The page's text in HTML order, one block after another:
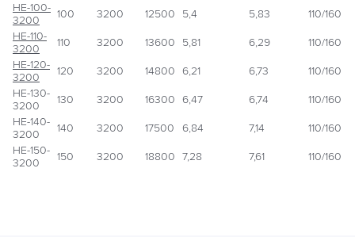
НЕ-100-
3200
100 3200 12500 5,4 5,83
110/160
НЕ-110-
3200
110 3200 13600 5,81 6,29
110/160
НЕ-120-
3200
120 3200 14800 6,21 6,73
110/160
НЕ-130-
3200
130 3200 16300 6,47 6,74
110/160
НЕ-140-
3200
140 3200 17500 6,84 7,14
110/160
НЕ-150-
3200
150 3200 18800 7,28 7,61 110/160